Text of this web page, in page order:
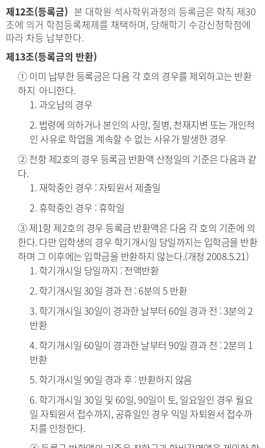
제12조(등록금) 본 대학원 석사학위과정의 등록금은 학칙 제30
조에 의거 학점등록체제를 채택하며, 당해학기 수강신청학점에
따라 차등 납부한다.
제13조(등록금의 반환)
① 이미 납부한 등록금은 다음 각 호의 경우를 제외하고는 반환
하지 아니한다.
1. 과오납의 경우
2. 법령에 의하거나 본인의 사망, 질병, 천재지변 또는 개인적
인 사유로 학업을 계속할 수 없는 사유가 발생한 경우
② 전항 제2호의 경우 등록금 반환액 산정일의 기준은 다음과 같
다.
1. 재학중인 경우 : 자퇴원서 제출일
2. 휴학중인 경우 : 휴학일
③ 제1항 제2호의 경우 등록금 반환액은 다음 각 호의 기준에 의
한다. 다만 입학생의 경우 학기개시일 당일까지는 입학금을 반환
하며 그 이후에는 입학금을 반환하지 않는다.(개정 2008.5.21)
1. 학기개시일 당일까지 : 전액반환
2. 학기개시일 30일 경과 전 : 6분의 5 반환
3. 학기개시일 30일이 경과한 날부터 60일 경과 전 : 3분의 2
반환
4. 학기개시일 60일이 경과한 날부터 90일 경과 전 : 2분의 1
반환
5. 학기개시일 90일 경과 후 : 반환하지 않음
6. 학기개시일 30일 및 60일, 90일이 토, 일요일인 경우 월요
일 자퇴원서 접수까지, 공휴일인 경우 익일 자퇴원서 접수까
지를 인정한다.